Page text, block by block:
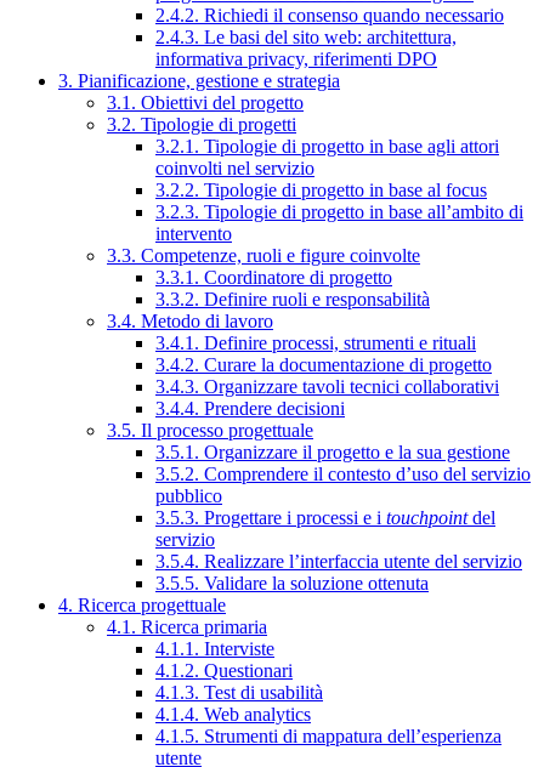
2.4.2. Richiedi il consenso quando necessario
2.4.3. Le basi del sito web: architettura,
informativa privacy, riferimenti DPO
3. Pianificazione, gestione e strategia
3.1. Obiettivi del progetto
3.2. Tipologie di progetti
3.2.1. Tipologie di progetto in base agli attori
coinvolti nel servizio
3.2.2. Tipologie di progetto in base al focus
3.2.3. Tipologie di progetto in base all’ambito di
intervento
3.3. Competenze, ruoli e figure coinvolte
3.3.1. Coordinatore di progetto
3.3.2. Definire ruoli e responsabilità
3.4. Metodo di lavoro
3.4.1. Definire processi, strumenti e rituali
3.4.2. Curare la documentazione di progetto
3.4.3. Organizzare tavoli tecnici collaborativi
3.4.4. Prendere decisioni
3.5. Il processo progettuale
3.5.1. Organizzare il progetto e la sua gestione
3.5.2. Comprendere il contesto d’uso del servizio
pubblico
3.5.3. Progettare i processi e i touchpointdel
servizio
3.5.4. Realizzare l’interfaccia utente del servizio
3.5.5. Validare la soluzione ottenuta
4. Ricerca progettuale
4.1. Ricerca primaria
4.1.1. Interviste
4.1.2. Questionari
4.1.3. Test di usabilità
4.1.4. Web analytics
4.1.5. Strumenti di mappatura dell’esperienza
utente